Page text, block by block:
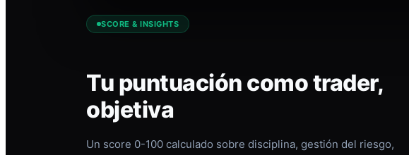
SCORE & INSIGHTS
Tu puntuación como trader,
objetiva
Un score 0-100 calculado sobre disciplina, gestión del riesgo,